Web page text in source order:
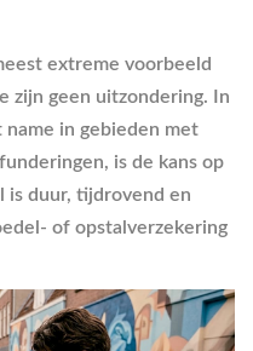
extreme voorbeeld
zijn geen uitzondering. In
in gebieden met
is de kans op
is duur, tijdrovend en
of opstalverzekering